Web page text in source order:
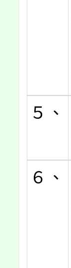
５、
６、